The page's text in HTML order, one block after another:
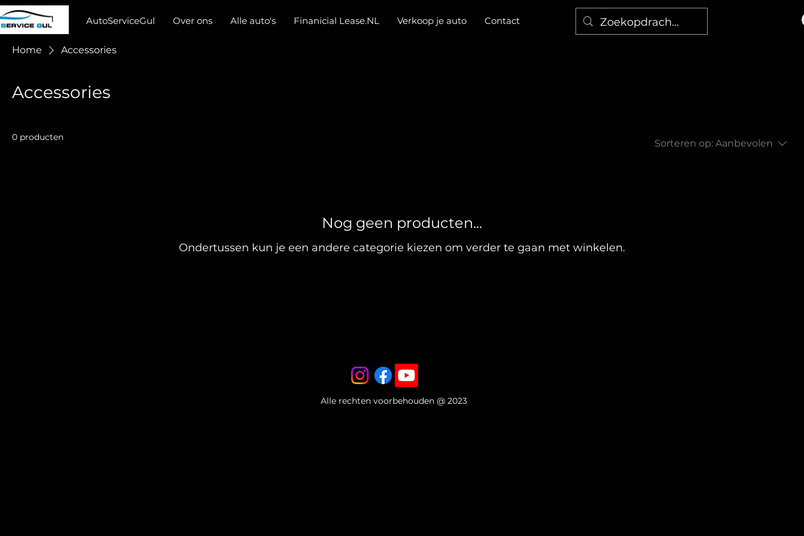
AutoServiceGul Over ons Alle auto's Finanicial Lease.NL Verkoop je auto Contact
Home Accessories
Accessories
0 producten
Sorteren op: Aanbevolen
Nog geen producten...
Ondertussen kun je een andere categorie kiezen om verder te gaan met winkelen.
Alle rechten voorbehouden @ 2023